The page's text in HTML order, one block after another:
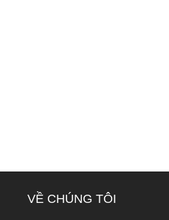
VỀ CHÚNG TÔI